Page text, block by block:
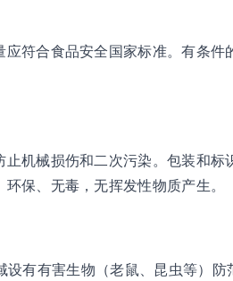
应符合食品安全国家标准。有条件
止机械损伤和二次污染。包装和标
保、无毒，无挥发性物质产生。
设有有害生物（老鼠、昆虫等）